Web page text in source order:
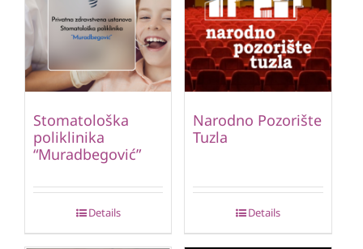
Stomatološka
poliklinika
“Muradbegović”
Details
Narodno Pozorište
Tuzla
Details